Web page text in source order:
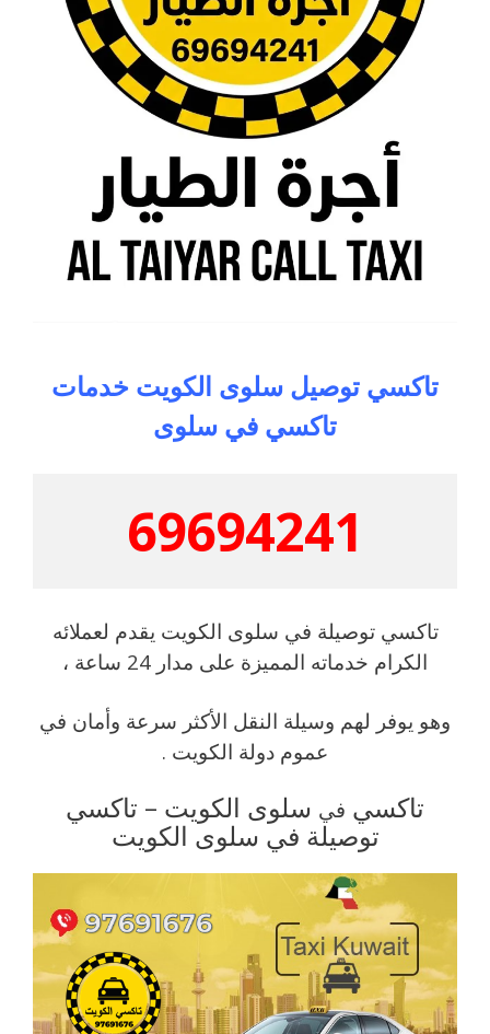
تاكسي توصيل سلوى الكويت خدمات
تاكسي في سلوى
69694241
تاكسي توصيلة في سلوى الكويت يقدم لعملائه
الكرام خدماته المميزة على مدار 24 ساعة ،
وهو يوفر لهم وسيلة النقل الأكثر سرعة وأمان في
عموم دولة الكويت .
تاكسي في سلوى الكويت – تاكسي
توصيلة في سلوى الكويت